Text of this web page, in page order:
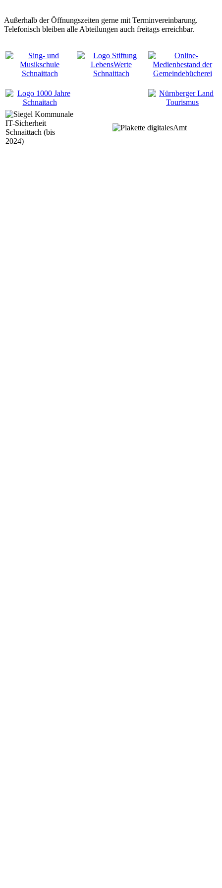
Außerhalb der Öffnungszeiten gerne mit Terminvereinbarung.
Telefonisch bleiben alle Abteilungen auch freitags erreichbar.